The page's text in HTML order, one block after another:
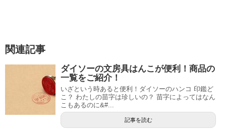
関連記事
ダイソーの文房具はんこが便利！商品の
一覧をご紹介！
いざという時あると便利！ダイソーのハンコ 印鑑ど
こ？ わたしの苗字は珍しいの？ 苗字によってはなん
こもあるのに&#...
記事を読む